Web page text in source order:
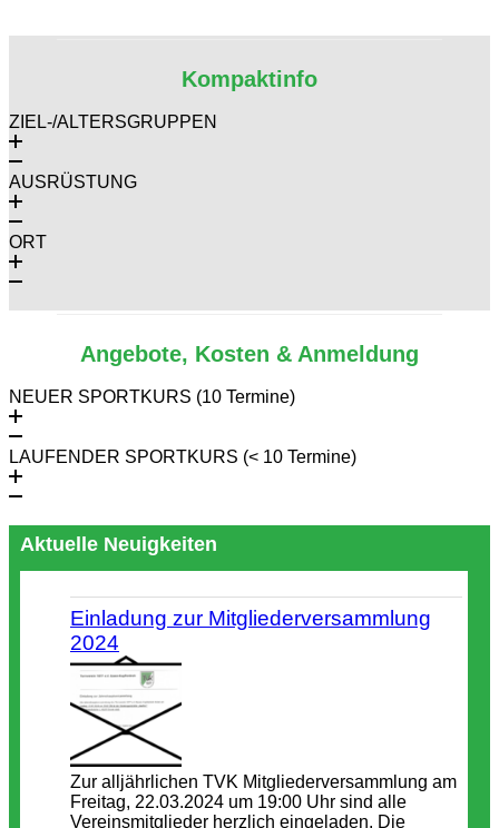
Kompaktinfo
ZIEL-/ALTERSGRUPPEN
AUSRÜSTUNG
ORT
Angebote, Kosten & Anmeldung
NEUER SPORTKURS (10 Termine)
LAUFENDER SPORTKURS (< 10 Termine)
Aktuelle Neuigkeiten
Einladung zur Mitgliederversammlung
2024
Zur alljährlichen TVK Mitgliederversammlung am
Freitag, 22.03.2024 um 19:00 Uhr sind alle
Vereinsmitglieder herzlich eingeladen. Die